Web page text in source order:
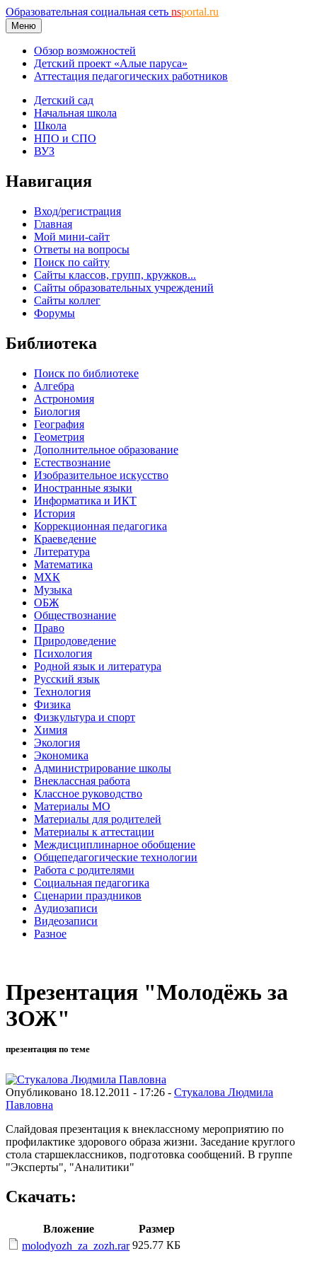
Образовательная социальная сеть nsportal.ru
Меню
Обзор возможностей
Детский проект «Алые паруса»
Аттестация педагогических работников
Детский сад
Начальная школа
Школа
НПО и СПО
ВУЗ
Навигация
Вход/регистрация
Главная
Мой мини-сайт
Ответы на вопросы
Поиск по сайту
Сайты классов, групп, кружков...
Сайты образовательных учреждений
Сайты коллег
Форумы
Библиотека
Поиск по библиотеке
Алгебра
Астрономия
Биология
География
Геометрия
Дополнительное образование
Естествознание
Изобразительное искусство
Иностранные языки
Информатика и ИКТ
История
Коррекционная педагогика
Краеведение
Литература
Математика
МХК
Музыка
ОБЖ
Обществознание
Право
Природоведение
Психология
Родной язык и литература
Русский язык
Технология
Физика
Физкультура и спорт
Химия
Экология
Экономика
Администрирование школы
Внеклассная работа
Классное руководство
Материалы МО
Материалы для родителей
Материалы к аттестации
Междисциплинарное обобщение
Общепедагогические технологии
Работа с родителями
Социальная педагогика
Сценарии праздников
Аудиозаписи
Видеозаписи
Разное
Презентация "Молодёжь за
ЗОЖ"
презентация по теме
Опубликовано 18.12.2011 - 17:26 - Стукалова Людмила
Павловна
Слайдовая презентация к внеклассному мероприятию по
профилактике здорового образа жизни. Заседание круглого
стола старшеклассников, подготовка сообщений. В группе
"Эксперты", "Аналитики"
Скачать:
Вложение
Размер
molodyozh_za_zozh.rar 925.77 КБ